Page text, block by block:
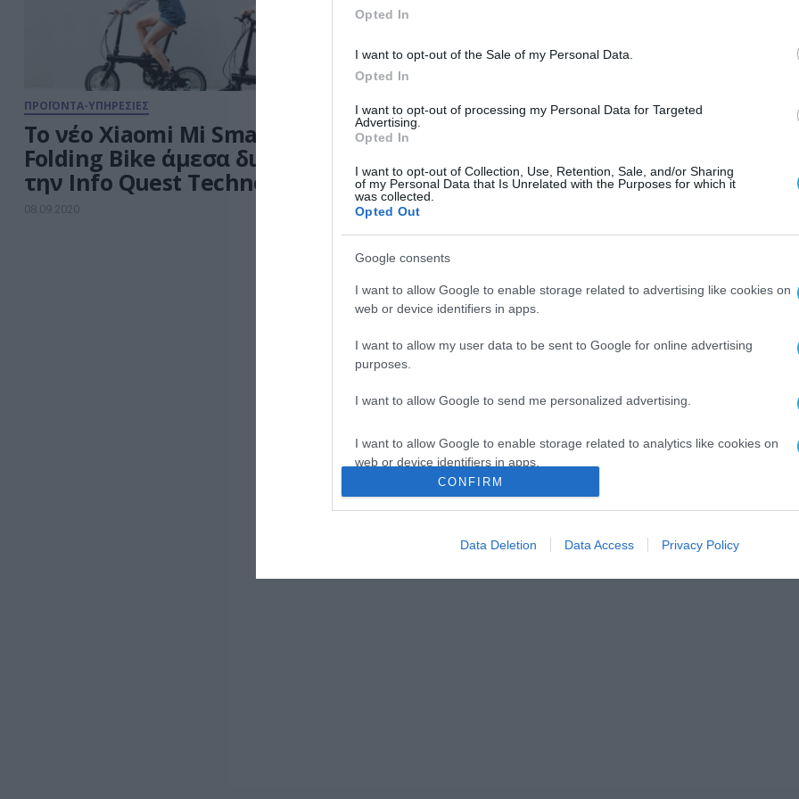
Opted In
I want to opt-out of the Sale of my Personal Data.
Opted In
I want to opt-out of processing my Personal Data for Targeted
Advertising.
Opted In
I want to opt-out of Collection, Use, Retention, Sale, and/or Sharing
of my Personal Data that Is Unrelated with the Purposes for which it
was collected.
Opted Out
Google consents
I want to allow Google to enable storage related to advertising like cookies on
web or device identifiers in apps.
I want to allow my user data to be sent to Google for online advertising
purposes.
I want to allow Google to send me personalized advertising.
I want to allow Google to enable storage related to analytics like cookies on
web or device identifiers in apps.
I want to allow Google to enable storage related to functionality of the website
I want to allow Google to enable storage related to personalization.
CONFIRM
Data Deletion Data Access Privacy Policy
ΠΡΟΪΟΝΤΑ-ΥΠΗΡΕΣΙΕΣ
Το νέο Xiaomi Mi Smart Electric
Folding Bike άμεσα διαθέσιμo από
την Info Quest Technologies
08.09.2020